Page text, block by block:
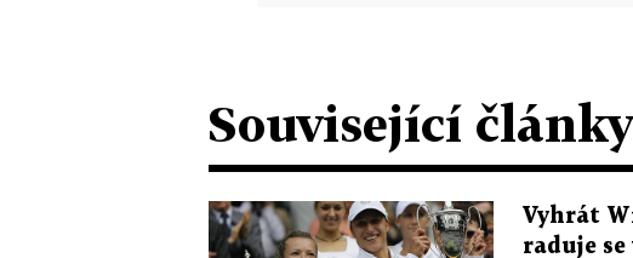
Související články
Vyhrát
raduje